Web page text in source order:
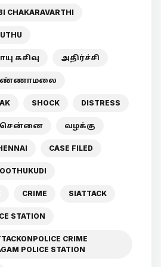
CHAKARAVARTHI
கசிவு அதிர்ச்சி
SHOCK DISTRESS
சென்னை வழக்கு
CASE FILED
CRIME SIATTACK
STATION
CRIME
POLICE STATION